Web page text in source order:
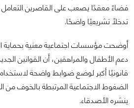
فضاءً معقدًا يصعب على القاصرين
تدخلًا تشريعيًا واضحًا.
أوضحت مؤسسات اجتماعية معنية بحماية
دعم الأطفال والمراهقين، أن القوانين
قانونيًا أكبر لوضع ضوابط واضحة
الضغوط الاجتماعية المرتبطة بالخوف من
ينشره الأصدقاء.